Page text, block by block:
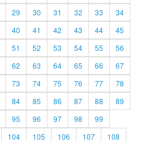
29 30 31 32 33
34
40 41 42 43 44
45
51 52 53 54 55
56
62 63 64 65 66
67
73 74 75 76 77
78
84 85 86 87 88
89
95 96 97 98
99
104 105 106 107
108